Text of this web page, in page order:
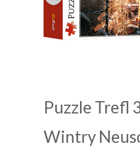
Puzzle Trefl
Wintry